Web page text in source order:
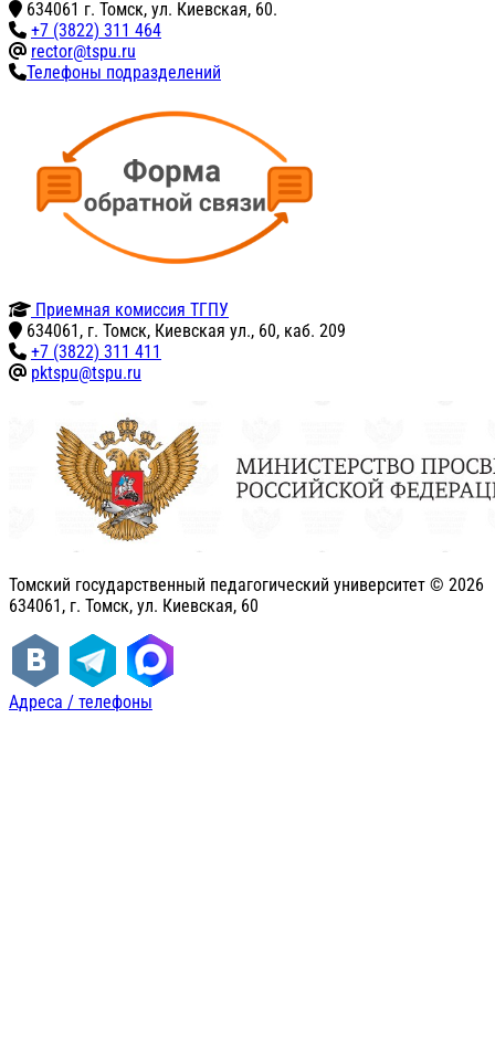
634061 г. Томск, ул. Киевская, 60.
+7 (3822) 311 464
rector@tspu.ru
Телефоны подразделений
Приемная комиссия ТГПУ
634061, г. Томск, Киевская ул., 60, каб. 209
+7 (3822) 311 411
pktspu@tspu.ru
Томский государственный педагогический университет © 2026
634061, г. Томск, ул. Киевская, 60
Адреса / телефоны